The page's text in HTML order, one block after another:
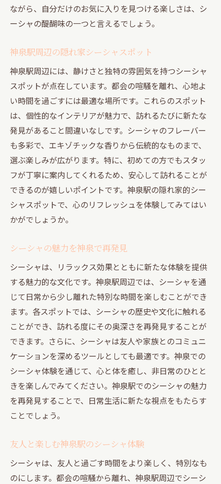
ながら、自分だけのお気に入りを見つける楽しさは、シ
ーシャの醍醐味の一つと言えるでしょう。
神泉駅周辺の隠れ家シーシャスポット
神泉駅周辺には、静けさと独特の雰囲気を持つシーシャ
スポットが点在しています。都会の喧騒を離れ、心地よ
い時間を過ごすには最適な場所です。これらのスポット
は、個性的なインテリアが魅力で、訪れるたびに新たな
発見があること間違いなしです。シーシャのフレーバー
も多彩で、エキゾチックな香りから伝統的なものまで、
選ぶ楽しみが広がります。特に、初めての方でもスタッ
フが丁寧に案内してくれるため、安心して訪れることが
できるのが嬉しいポイントです。神泉駅の隠れ家的シー
シャスポットで、心のリフレッシュを体験してみてはい
かがでしょうか。
シーシャの魅力を神泉で再発見
シーシャは、リラックス効果とともに新たな体験を提供
する魅力的な文化です。神泉駅周辺では、シーシャを通
じて日常から少し離れた特別な時間を楽しむことができ
ます。各スポットでは、シーシャの歴史や文化に触れる
ことができ、訪れる度にその奥深さを再発見することが
できます。さらに、シーシャは友人や家族とのコミュニ
ケーションを深めるツールとしても最適です。神泉での
シーシャ体験を通じて、心と体を癒し、非日常のひとと
きを楽しんでみてください。神泉駅でのシーシャの魅力
を再発見することで、日常生活に新たな視点をもたらす
ことでしょう。
友人と楽しむ神泉駅のシーシャ体験
シーシャは、友人と過ごす時間をより楽しく、特別なも
のにします。都会の喧騒から離れ、神泉駅周辺でシーシ